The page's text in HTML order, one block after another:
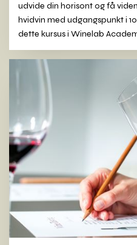
udvide din horisont og få
hvidvin med udgangspunkt i
dette kursus i Winelab